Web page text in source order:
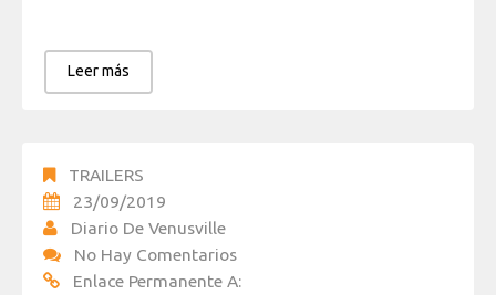
Leer más
TRAILERS
23/09/2019
Diario De Venusville
No Hay Comentarios
Enlace Permanente A: